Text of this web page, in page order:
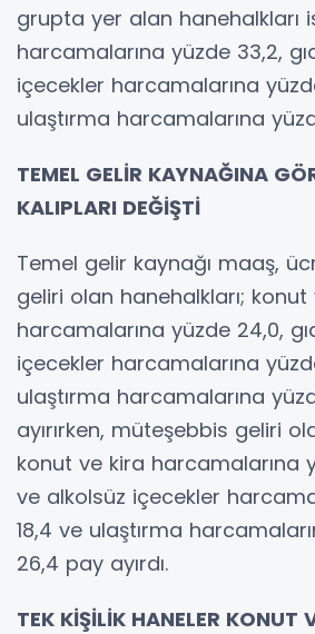
grupta yer alan hanehalkları
harcamalarına yüzde 33,2,
içecekler harcamalarına
ulaştırma harcamalarına
TEMEL GELİR KAYNAĞINA
KALIPLARI DEĞİŞTİ
Temel gelir kaynağı maaş,
geliri olan hanehalkları; konut
harcamalarına yüzde 24,0,
içecekler harcamalarına
ulaştırma harcamalarına
ayırırken, müteşebbis geliri
konut ve kira harcamalarına
ve alkolsüz içecekler
18,4 ve ulaştırma
26,4 pay ayırdı.
TEK KİŞİLİK HANELER KONUT